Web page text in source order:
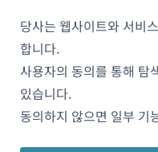
당사는 웹사이트와 서비
합니다.
사용자의 동의를 통해 탐
있습니다.
동의하지 않으면 일부 기